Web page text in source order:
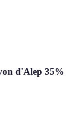
d'Alep 35%